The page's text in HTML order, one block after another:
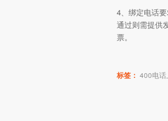
4、绑定电话
通过则需提供
票。
标签： 400电话